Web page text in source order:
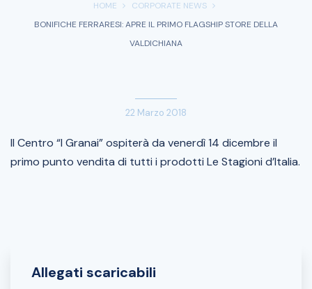
HOME
CORPORATE NEWS
BONIFICHE FERRARESI: APRE IL PRIMO FLAGSHIP STORE DELLA
VALDICHIANA
22 Marzo 2018
Il Centro “I Granai” ospiterà da venerdì 14 dicembre il
primo punto vendita di tutti i prodotti Le Stagioni d’Italia.
Allegati scaricabili